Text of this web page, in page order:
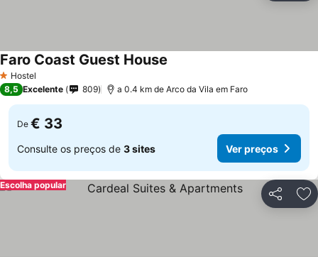
1 Estrelas
Hostel
Faro Coast Guest House
8,5 Excelente 809 a 0.4 km de Arco da Vila em Faro
De € 33
Consulte os preços de 3 sites Ver preços
Partilhar
Escolha popular